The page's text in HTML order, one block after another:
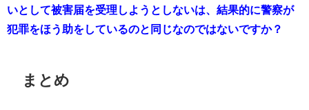
いとして被害届を受理しようとしないは、結果的に警察が
犯罪をほう助をしているのと同じなのではないですか？
まとめ